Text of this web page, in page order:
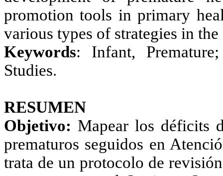
promotion tools in primary
various types of strategies in
Keywords: Infant,
Studies.
RESUMEN
Objetivo: Mapear los déficits
prematuros seguidos en
trata de un protocolo de